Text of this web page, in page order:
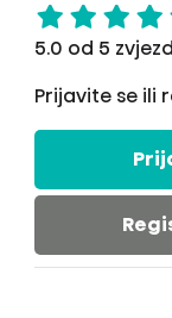
5.0 od 5
Prijavite se ili